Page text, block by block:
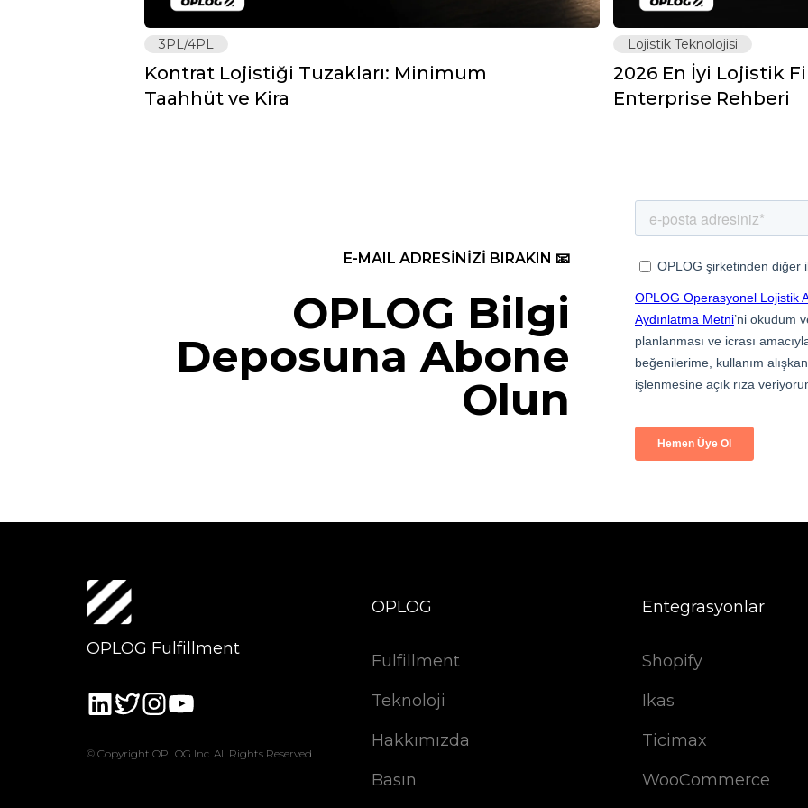
3PL/4PL
Kontrat Lojistiği Tuzakları: Minimum
Taahhüt ve Kira
Lojistik Teknolojisi
2026 En İyi Lojistik
Enterprise Rehberi
E-MAIL ADRESİNİZİ BIRAKIN 📧
OPLOG Bilgi
Deposuna Abone
Olun
OPLOG Fulfillment
© Copyright OPLOG Inc. All Rights Reserved.
OPLOG
Fulfillment
Teknoloji
Hakkımızda
Basın
Entegrasyonlar
Shopify
Ikas
Ticimax
WooCommerce